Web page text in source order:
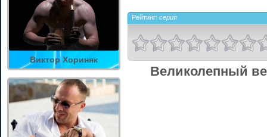
Виктор Хориняк
Рейтинг: серия
Великолепный